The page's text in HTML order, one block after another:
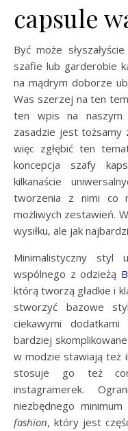
capsule
Być może
szafie lub garderobie
na mądrym doborze
Was szerzej na ten
ten wpis na naszym
zasadzie jest tożsamy
więc zgłębić ten
koncepcja szafy
kilkanaście
tworzenia z nimi co
możliwych zestawień.
wysiłku, ale jak
Minimalistyczny styl
wspólnego z odzieżą
którą tworzą gładkie i
stworzyć bazowe
ciekawymi
bardziej
w modzie stawiają też
stosuje go też
instagramerek.
niezbędnego
fashion, który jest